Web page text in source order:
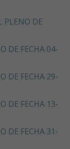
PLENO DE
DE FECHA 04-
DE FECHA 29-
DE FECHA 13-
DE FECHA 31-